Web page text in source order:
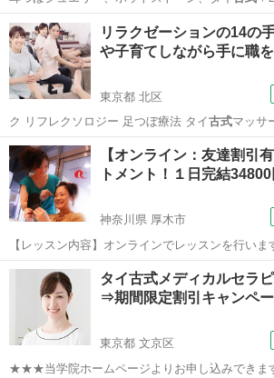
大阪 大阪市 整体
リラクゼーションの14の
や子育てしながら手に職
東京都 北区
ク リフレクソロジー 足つぼ療法 タイ古式マッサ
ング スト…
東京 北区
【オンライン：友達割引
トメント！１日完結
神奈川県 厚木市
【レッスン内容】オンラインでレッスンを行いま
OKです！ヨガマット等を床に引いて行うテクニ
スンは学科と実技を行い、体感して頂きます。
そのまま行います。お客様へ圧をゆっく...
神奈川 厚木市 整体
タイ古式メディカルセラ
⇒期間限定割引キャンペ
東京都 文京区
★★★当学院ホームページよりお申し込みでき